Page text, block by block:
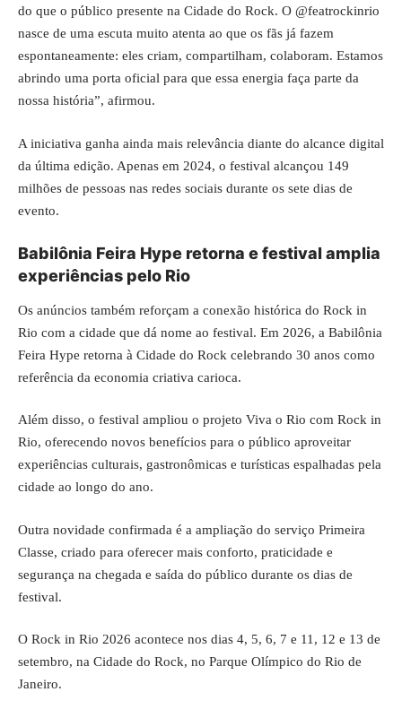
do que o público presente na Cidade do Rock. O @featrockinrio
nasce de uma escuta muito atenta ao que os fãs já fazem
espontaneamente: eles criam, compartilham, colaboram. Estamos
abrindo uma porta oficial para que essa energia faça parte da
nossa história”, afirmou.
A iniciativa ganha ainda mais relevância diante do alcance digital
da última edição. Apenas em 2024, o festival alcançou 149
milhões de pessoas nas redes sociais durante os sete dias de
evento.
Babilônia Feira Hype retorna e festival amplia
experiências pelo Rio
Os anúncios também reforçam a conexão histórica do Rock in
Rio com a cidade que dá nome ao festival. Em 2026, a Babilônia
Feira Hype retorna à Cidade do Rock celebrando 30 anos como
referência da economia criativa carioca.
Além disso, o festival ampliou o projeto Viva o Rio com Rock in
Rio, oferecendo novos benefícios para o público aproveitar
experiências culturais, gastronômicas e turísticas espalhadas pela
cidade ao longo do ano.
Outra novidade confirmada é a ampliação do serviço Primeira
Classe, criado para oferecer mais conforto, praticidade e
segurança na chegada e saída do público durante os dias de
festival.
O Rock in Rio 2026 acontece nos dias 4, 5, 6, 7 e 11, 12 e 13 de
setembro, na Cidade do Rock, no Parque Olímpico do Rio de
Janeiro.